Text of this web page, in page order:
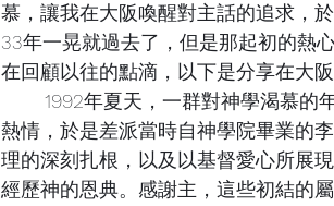
慕，讓我在大阪喚醒對主話的追求，
33年一晃就過去了，但是那起初的熱
在回顧以往的點滴，以下是分享在大
熱情，於是差派當時自神學院畢業的
理的深刻扎根，以及以基督愛心所展
經歷神的恩典。感謝主，這些初結的